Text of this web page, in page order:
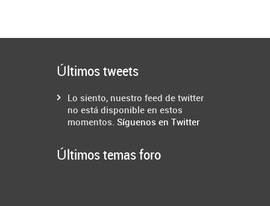
Últimos tweets
Lo siento, nuestro feed de twitter
no está disponible en estos
momentos. Síguenos en Twitter
Últimos temas foro